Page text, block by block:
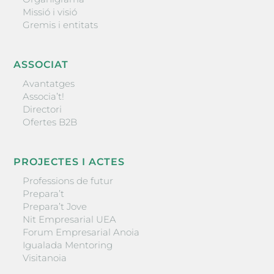
Missió i visió
Gremis i entitats
ASSOCIAT
Avantatges
Associa’t!
Directori
Ofertes B2B
PROJECTES I ACTES
Professions de futur
Prepara’t
Prepara’t Jove
Nit Empresarial UEA
Forum Empresarial Anoia
Igualada Mentoring
Visitanoia